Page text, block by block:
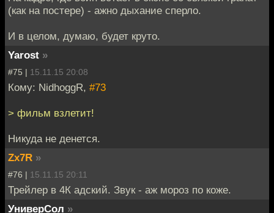
(как на постере) - ажно дыхание сперло.
И в целом, думаю, будет круто.
Yarost »
#75 | 15.11.15 20:08
Кому: NidhoggR, #73
> фильм взлетит!
Никуда не денется.
Zx7R »
#76 | 15.11.15 20:11
Трейлер в 4К адский. Звук - аж мороз по коже.
УниверСол »